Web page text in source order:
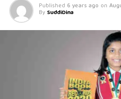
Published 6 years ago on
By SuddiDina